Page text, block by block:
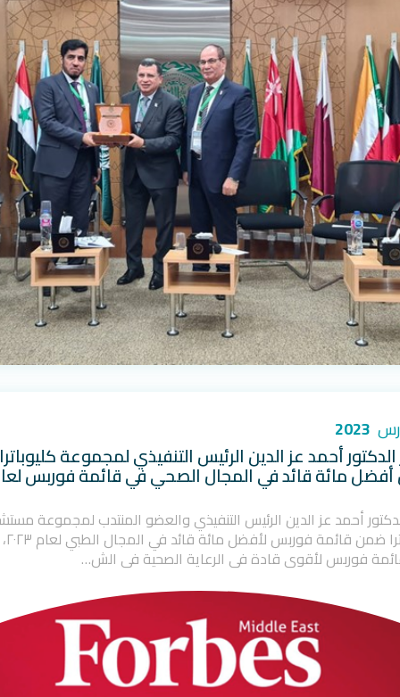
الدكتور أحمد عز الدين الرئيس التنفيذي لمجموعة
مائة قائد في المجال الصحي في قائمة فوربس
أحمد عز الدين الرئيس التنفيذي والعضو المنتدب لمجموعة
فوربس لأقوى قادة في الرعاية الصحية في الش…